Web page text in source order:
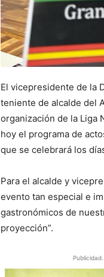
El vicepresidente de la
teniente de alcalde del
organización de la Liga
hoy el programa de
que se celebrará los
Para el alcalde y
evento tan especial e
gastronómicos de
proyección”.
Publicidad.